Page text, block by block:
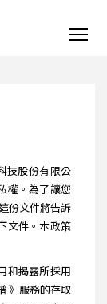
技股份有限公
權。為了讓您
份文件將告訴
文件。本政策
和揭露所採用
》服務的存取